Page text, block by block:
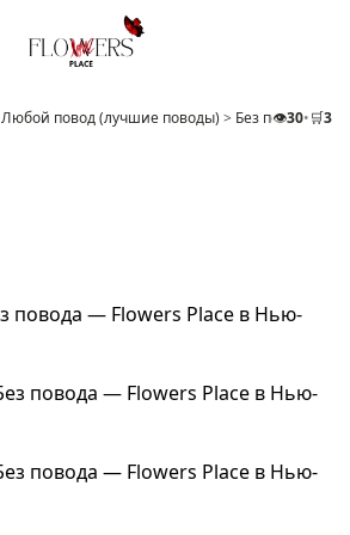
Любой повод (лучшие поводы) > Без повода>
👁️30•🛒3